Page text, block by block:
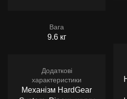
Вага
9.6 кг
Додаткові
характеристики
Механізм HardGear